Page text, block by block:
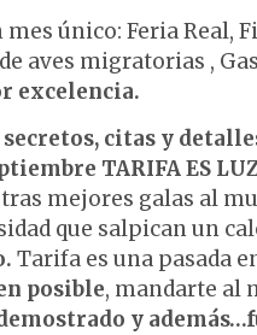
único: Feria Real,
aves migratorias ,
excelencia.
secretos, citas y
TARIFA ES
mejores galas al
que salpican un
Tarifa es una pasada
posible, mandarte al
y